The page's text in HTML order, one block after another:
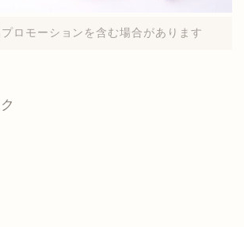
ロモーションを含む場合があります